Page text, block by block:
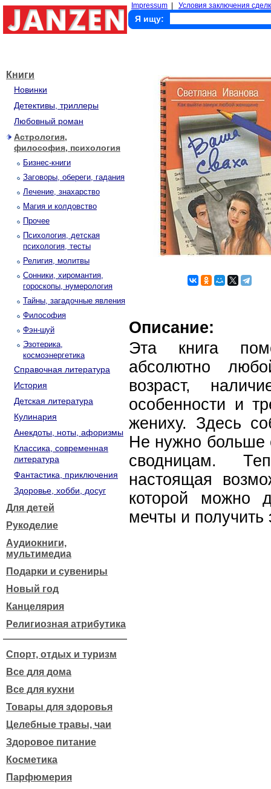
Impressum Условия заключения
Я ищу:
Книги
Новинки
Детективы, триллеры
Любовный роман
Астрология,
философия, психология
Бизнес-книги
Заговоры, обереги, гадания
Лечение, знахарство
Магия и колдовство
Прочее
Психология, детская
психология, тесты
Религия, молитвы
Сонники, хиромантия,
гороскопы, нумерология
Тайны, загадочные явления
Философия
Фэн-шуй
Эзотерика,
космоэнергетика
Справочная литература
История
Детская литература
Кулинария
Анекдоты, ноты, афоризмы
Классика, современная
литература
Фантастика, приключения
Здоровье, хобби, досуг
Для детей
Рукоделие
Аудиокниги,
мультимедиа
Подарки и сувениры
Новый год
Канцелярия
Религиозная атрибутика
Спорт, отдых и туризм
Все для дома
Все для кухни
Товары для здоровья
Целебные травы, чаи
Здоровое питание
Косметика
Парфюмерия
Описание:
Эта книга
абсолютно
возраст,
особенности и
жениху. Здесь
Не нужно больше
сводницам.
настоящая
которой можно
мечты и